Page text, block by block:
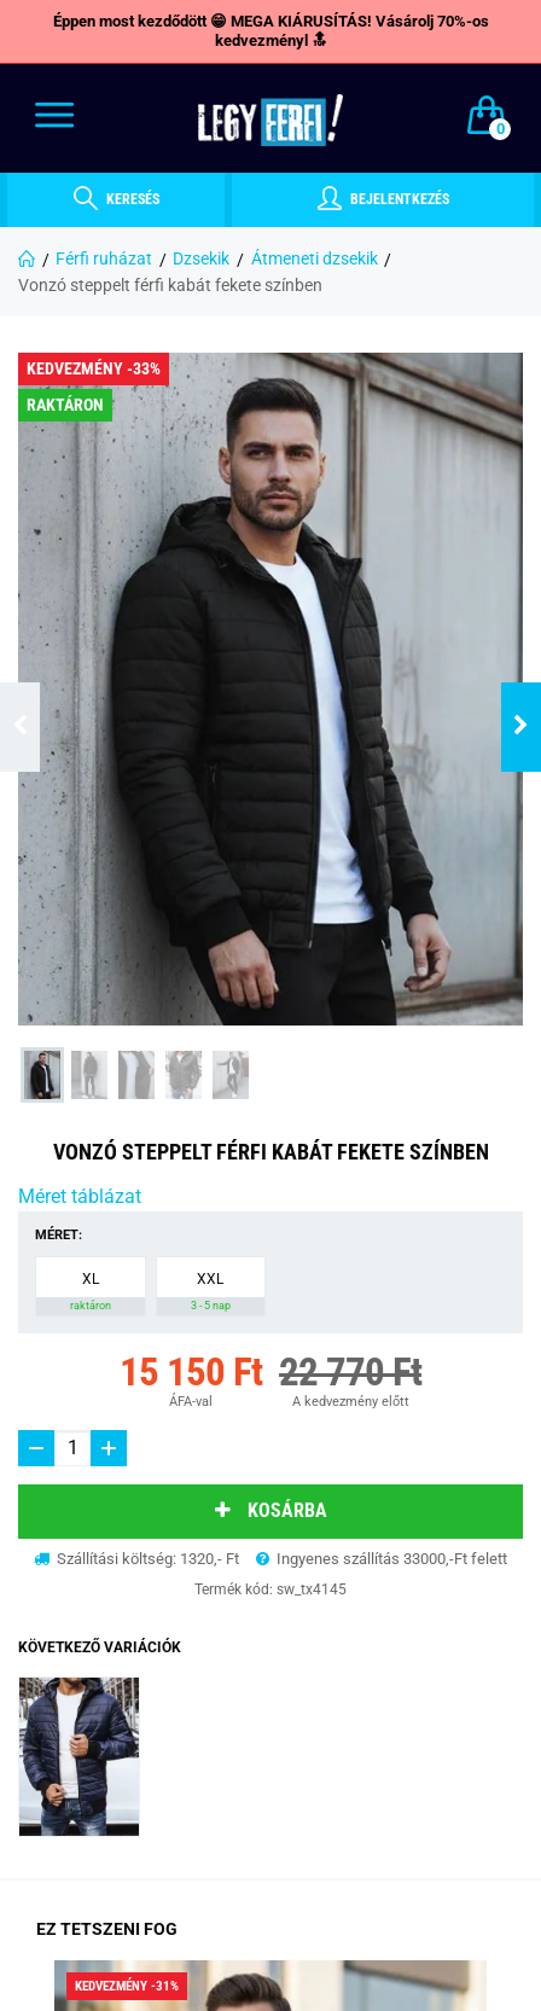
Éppen most kezdődött 😁 MEGA KIÁRUSÍTÁS! Vásárolj 70%-os
kedvezményl 🔝
0
KERESÉS BEJELENTKEZÉS
Férfi ruházat Dzsekik
Átmeneti dzsekik
Vonzó steppelt férfi kabát fekete színben
KEDVEZMÉNY -33%
RAKTÁRON
VONZÓ STEPPELT FÉRFI KABÁT FEKETE SZÍNBEN
Méret táblázat
MÉRET:
XL
raktáron
XXL
3 - 5 nap
15 150 Ft
ÁFA-val
22 770 Ft
A kedvezmény előtt
KOSÁRBA
Szállítási költség: 1320,- Ft Ingyenes szállítás 33000,-Ft felett
Termék kód: sw_tx4145
KÖVETKEZŐ VARIÁCIÓK
EZ TETSZENI FOG
KEDVEZMÉNY -31%